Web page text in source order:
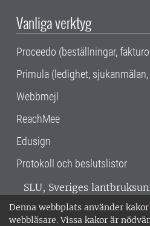
Denna webbplats använder
webbläsare. Vissa kakor är
Vanliga verktyg
Proceedo (beställningar,
Primula (ledighet,
Webbmejl
ReachMee
Edusign
Protokoll och beslutslistor
SLU, Sveriges
verksamhet över hela
Alnarp, Uppsala och